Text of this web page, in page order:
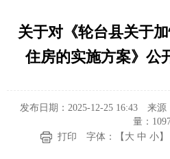
关于对《轮台县关于
住房的实施方案》公
发布日期：2025-12-25 16:43 来源
量：
打印
字体：【 大 中 小】